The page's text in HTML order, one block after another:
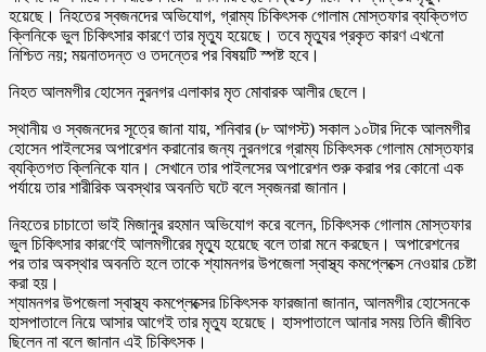
হয়েছে। নিহতের স্বজনদের অভিযোগ, গ্রাম্য চিকিৎসক গোলাম মোস্তফার ব্যক্তিগত
ক্লিনিকে ভুল চিকিৎসার কারণে তার মৃত্যু হয়েছে। তবে মৃত্যুর প্রকৃত কারণ এখনো
নিশ্চিত নয়; ময়নাতদন্ত ও তদন্তের পর বিষয়টি স্পষ্ট হবে।
নিহত আলমগীর হোসেন নুরনগর এলাকার মৃত মোবারক আলীর ছেলে।
স্থানীয় ও স্বজনদের সূত্রে জানা যায়, শনিবার (৮ আগস্ট) সকাল ১০টার দিকে আলমগীর
হোসেন পাইলসের অপারেশন করানোর জন্য নুরনগরে গ্রাম্য চিকিৎসক গোলাম মোস্তফার
ব্যক্তিগত ক্লিনিকে যান। সেখানে তার পাইলসের অপারেশন শুরু করার পর কোনো এক
পর্যায়ে তার শারীরিক অবস্থার অবনতি ঘটে বলে স্বজনরা জানান।
নিহতের চাচাতো ভাই মিজানুর রহমান অভিযোগ করে বলেন, চিকিৎসক গোলাম মোস্তফার
ভুল চিকিৎসার কারণেই আলমগীরের মৃত্যু হয়েছে বলে তারা মনে করছেন। অপারেশনের
পর তার অবস্থার অবনতি হলে তাকে শ্যামনগর উপজেলা স্বাস্থ্য কমপ্লেক্সে নেওয়ার চেষ্টা
করা হয়।
শ্যামনগর উপজেলা স্বাস্থ্য কমপ্লেক্সের চিকিৎসক ফারজানা জানান, আলমগীর হোসেনকে
হাসপাতালে নিয়ে আসার আগেই তার মৃত্যু হয়েছে। হাসপাতালে আনার সময় তিনি জীবিত
ছিলেন না বলে জানান এই চিকিৎসক।